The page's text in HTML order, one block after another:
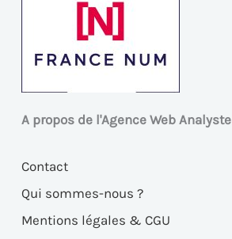
A propos de l'Agence Web Analyste
Contact
Qui sommes-nous ?
Mentions légales & CGU